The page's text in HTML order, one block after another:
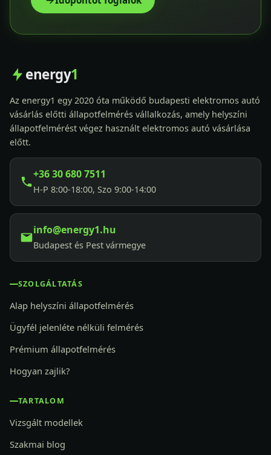
energy1
Az energy1 egy 2020 óta működő budapesti elektromos autó
vásárlás előtti állapotfelmérés vállalkozás, amely helyszíni
állapotfelmérést végez használt elektromos autó vásárlása
előtt.
+36 30 680 7511
H-P 8:00-18:00, Szo 9:00-14:00
info@energy1.hu
Budapest és Pest vármegye
SZOLGÁLTATÁS
Alap helyszíni állapotfelmérés
Ügyfél jelenléte nélküli felmérés
Prémium állapotfelmérés
Hogyan zajlik?
TARTALOM
Vizsgált modellek
Szakmai blog